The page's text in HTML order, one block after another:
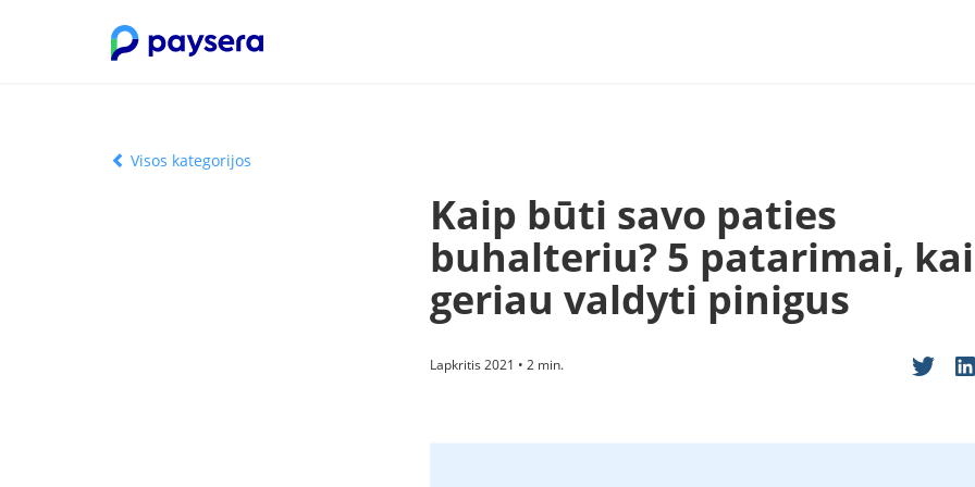
Visos kategorijos
Kaip būti savo paties
buhalteriu? 5 patarimai,
geriau valdyti pinigus
Lapkritis 2021 • 2 min.